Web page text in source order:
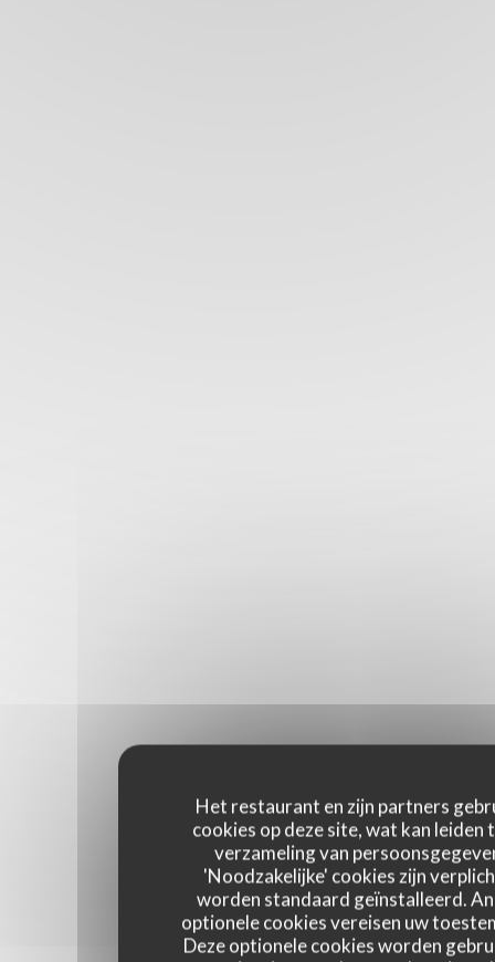
Het restaurant en zijn partners
cookies op deze site, wat kan leiden
verzameling van
'Noodzakelijke' cookies zijn
worden standaard geïnstalleerd.
optionele cookies vereisen uw
Deze optionele cookies worden